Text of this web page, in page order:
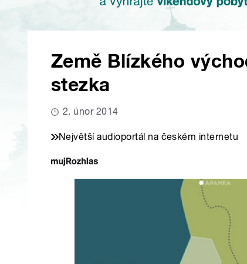
Země Blízkého
stezka
2. únor 2014
Největší audioportál na českém internetu